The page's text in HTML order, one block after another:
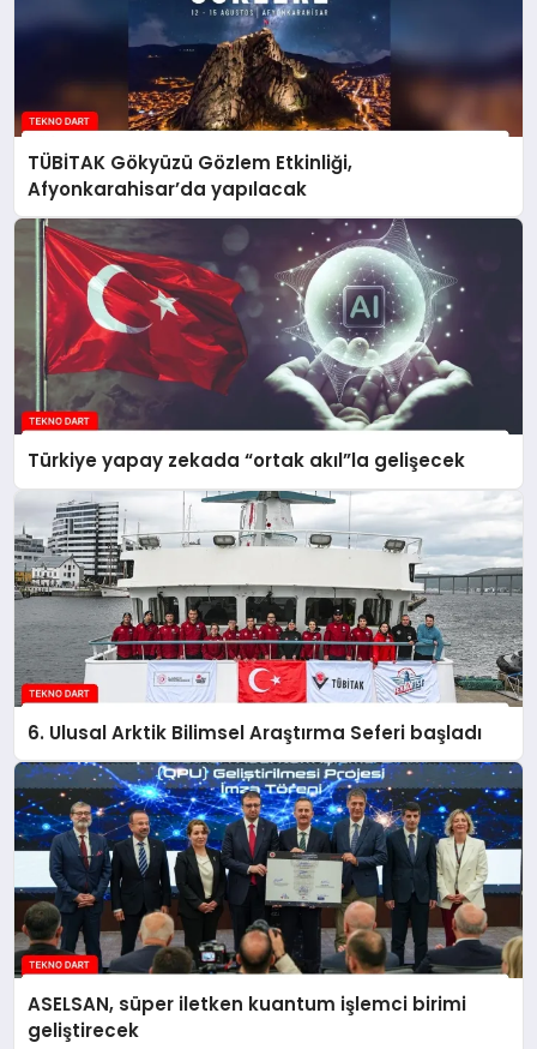
TÜBİTAK Gökyüzü Gözlem Etkinliği,
Afyonkarahisar’da yapılacak
Türkiye yapay zekada “ortak akıl”la gelişecek
6. Ulusal Arktik Bilimsel Araştırma Seferi başladı
ASELSAN, süper iletken kuantum işlemci birimi
geliştirecek